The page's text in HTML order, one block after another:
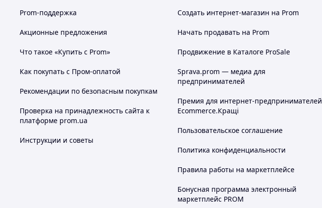
Prom-поддержка
Акционные предложения
Что такое «Купить с Prom»
Как покупать с Пром-оплатой
Рекомендации по безопасным покупкам
Проверка на принадлежность сайта к
платформе prom.ua
Инструкции и советы
Создать интернет-магазин на Prom
Начать продавать на Prom
Продвижение в Каталоге ProSale
Sprava.prom — медиа для
предпринимателей
Премия для интернет-предпринимателей
Ecommerce.Кращі
Пользовательское соглашение
Политика конфиденциальности
Правила работы на маркетплейсе
Бонусная программа электронный
маркетплейс PROM